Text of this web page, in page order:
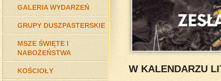
GALERIA WYDARZEŃ
GRUPY DUSZPASTERSKIE
MSZE ŚWIĘTE I
NABOŻEŃSTWA
KOŚCIOŁY
W KALENDARZU